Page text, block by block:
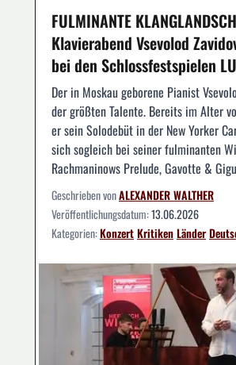
FULMINANTE
Klavierabend Vsevolod
bei den Schlossfestspielen
Der in Moskau geborene Pianist
der größten Talente. Bereits im Alter
er sein Solodebüt in der New Yorker
sich sogleich bei seiner fulminanten
Rachmaninows Prelude, Gavotte &
Geschrieben vonALEXANDER WALTHER
Veröffentlichungsdatum:13.06.2026
Kategorien:KonzertKritikenLänder